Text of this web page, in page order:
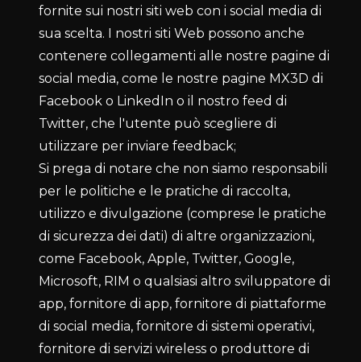
fornite sui nostri siti web con i social media di
sua scelta. I nostri siti Web possono anche
contenere collegamenti alle nostre pagine di
social media, come le nostre pagine MX3D di
Facebook o LinkedIn o il nostro feed di
Twitter, che l'utente può scegliere di
utilizzare per inviare feedback;
Si prega di notare che non siamo responsabili
per le politiche e le pratiche di raccolta,
utilizzo e divulgazione (comprese le pratiche
di sicurezza dei dati) di altre organizzazioni,
come Facebook, Apple, Twitter, Google,
Microsoft, RIM o qualsiasi altro sviluppatore di
app, fornitore di app, fornitore di piattaforme
di social media, fornitore di sistemi operativi,
fornitore di servizi wireless o produttore di